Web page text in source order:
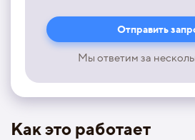
Мы ответим за
Как это работает